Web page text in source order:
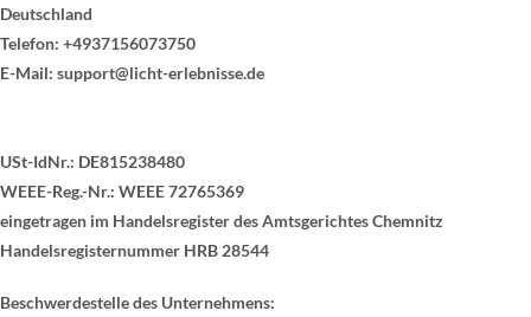
Deutschland
Telefon: +4937156073750
E-Mail: support@licht-erlebnisse.de
USt-IdNr.: DE815238480
WEEE-Reg.-Nr.: WEEE 72765369
eingetragen im Handelsregister des Amtsgerichtes Chemnitz
Handelsregisternummer HRB 28544
Beschwerdestelle des Unternehmens: